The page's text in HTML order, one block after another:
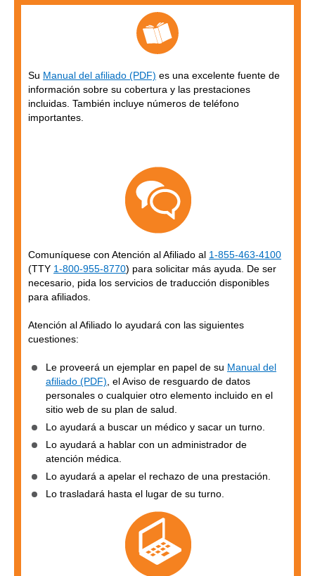
Su Manual del afiliado (PDF) es una excelente fuente de
información sobre su cobertura y las prestaciones
incluidas. También incluye números de teléfono
importantes.
Comuníquese con Atención al Afiliado al 1-855-463-4100
(TTY 1-800-955-8770) para solicitar más ayuda. De ser
necesario, pida los servicios de traducción disponibles
para afiliados.
Atención al Afiliado lo ayudará con las siguientes
cuestiones:
Le proveerá un ejemplar en papel de su Manual del
afiliado (PDF) , el Aviso de resguardo de datos
personales o cualquier otro elemento incluido en el
sitio web de su plan de salud.
Lo ayudará a buscar un médico y sacar un turno.
Lo ayudará a hablar con un administrador de
atención médica.
Lo ayudará a apelar el rechazo de una prestación.
Lo trasladará hasta el lugar de su turno.